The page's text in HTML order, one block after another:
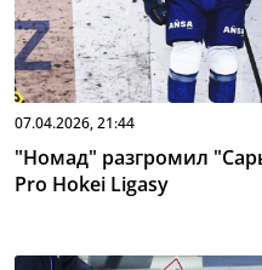
07.04.2026, 21:44
"Номад" разгромил
Pro Hokei Ligasy